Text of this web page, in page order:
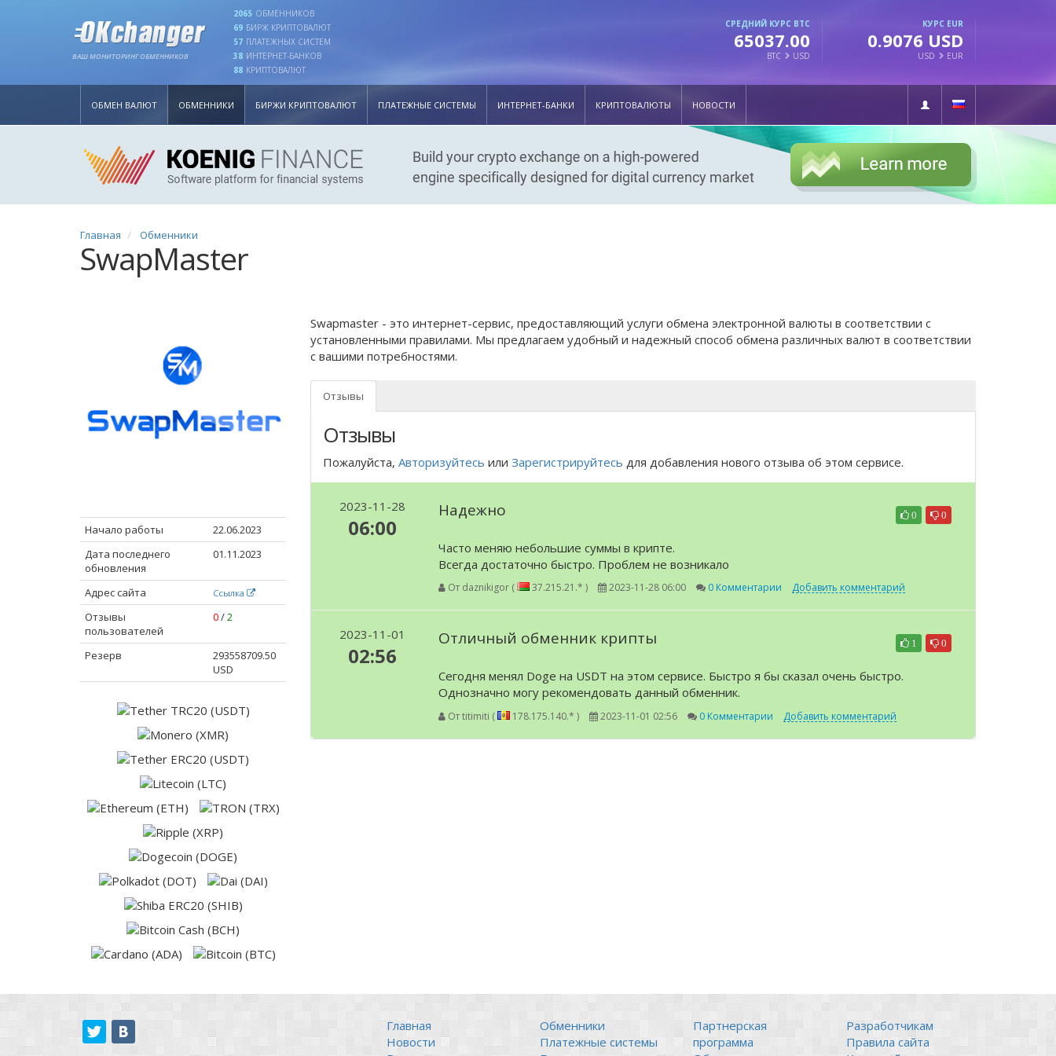
ВАШ МОНИТОРИНГ ОБМЕННИКОВ
2065 ОБМЕННИКОВ
69 БИРЖ КРИПТОВАЛЮТ
57 ПЛАТЕЖНЫХ СИСТЕМ
38 ИНТЕРНЕТ-БАНКОВ
88 КРИПТОВАЛЮТ
СРЕДНИЙ КУРС BTC
65037.00
BTC USD
КУРС EUR
0.9076 USD
USD EUR
ОБМЕН ВАЛЮТ ОБМЕННИКИ БИРЖИ КРИПТОВАЛЮТ ПЛАТЕЖНЫЕ СИСТЕМЫ ИНТЕРНЕТ-БАНКИ КРИПТОВАЛЮТЫ НОВОСТИ
Главная Обменники
SwapMaster
Начало работы
22.06.2023
Дата последнего
обновления
01.11.2023
Адрес сайта Ссылка
Отзывы
пользователей
0/2
Резерв
293558709.50
USD
Swapmaster - это интернет-сервис, предоставляющий услуги обмена электронной валюты в соответствии с
установленными правилами. Мы предлагаем удобный и надежный способ обмена различных валют в соответствии
с вашими потребностями.
Отзывы
Отзывы
Пожалуйста, Авторизуйтесь или Зарегистрируйтесь для добавления нового отзыва об этом сервисе.
2023-11-28
06:00
Надежно 0
0
Часто меняю небольшие суммы в крипте.
Всегда достаточно быстро. Проблем не возникало
От daznikigor ( 37.215.21.* ) 2023-11-28 06:00 0 Комментарии Добавить комментарий
2023-11-01
02:56
Отличный обменник крипты 0
1
Сегодня менял Doge на USDT на этом сервисе. Быстро я бы сказал очень быстро.
Однозначно могу рекомендовать данный обменник.
Отtitimiti ( 178.175.140.* ) 2023-11-01 02:56 0 Комментарии Добавить комментарий
Главная
Новости
Обменники
Платежные системы
Партнерская
программа
Разработчикам
Правила сайта